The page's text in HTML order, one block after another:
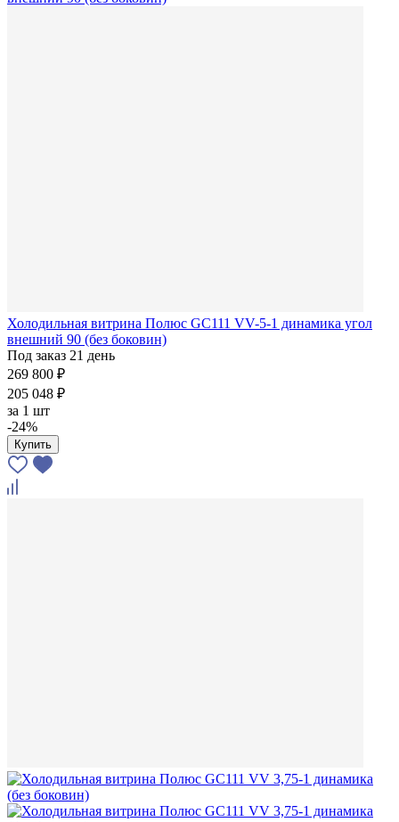
Холодильная витрина Полюс GC111 VV-5-1 динамика угол
внешний 90 (без боковин)
Под заказ 21 день
269 800 ₽
205 048 ₽
за 1 шт
-24%
Купить